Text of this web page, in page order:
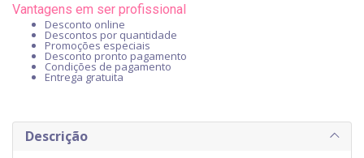
Vantagens em ser profissional
Desconto online
Descontos por quantidade
Promoções especiais
Desconto pronto pagamento
Condições de pagamento
Entrega gratuita
Descrição